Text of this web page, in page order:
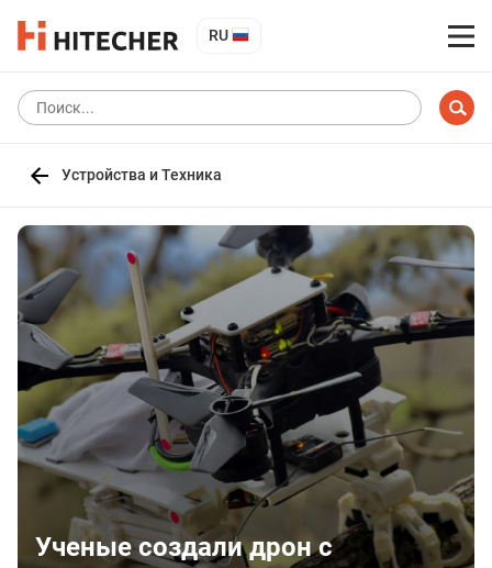
RU
Устройства и Техника
Ученые создали дрон с